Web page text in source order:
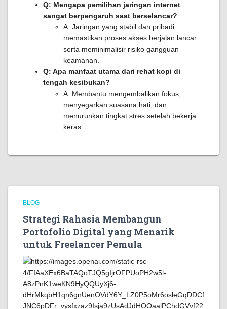
Q: Mengapa pemilihan jaringan internet
sangat berpengaruh saat berselancar?
A: Jaringan yang stabil dan pribadi
memastikan proses akses berjalan lancar
serta meminimalisir risiko gangguan
keamanan.
Q: Apa manfaat utama dari rehat kopi di
tengah kesibukan?
A: Membantu mengembalikan fokus,
menyegarkan suasana hati, dan
menurunkan tingkat stres setelah bekerja
keras.
BLOG
Strategi Rahasia Membangun
Portofolio Digital yang Menarik
untuk Freelancer Pemula